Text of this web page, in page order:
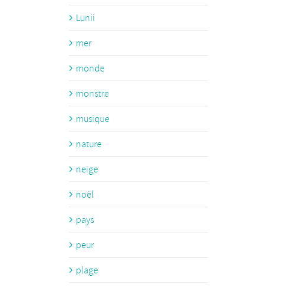
Lunii
mer
monde
monstre
musique
nature
neige
noël
pays
peur
plage